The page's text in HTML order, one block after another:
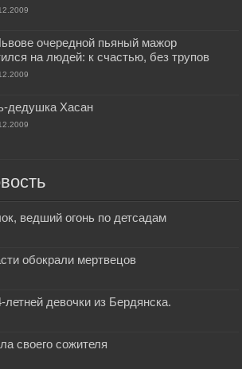
очередной пьяный мажор
на людей: к счастью, без трупов
дедушка Хасан
ведший огонь по детсадам
обокрали мертвецов
девочки из Бердянска.
своего сожителя